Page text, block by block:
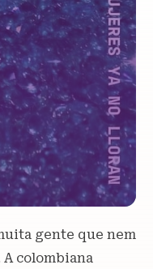
gente que nem
A colombiana